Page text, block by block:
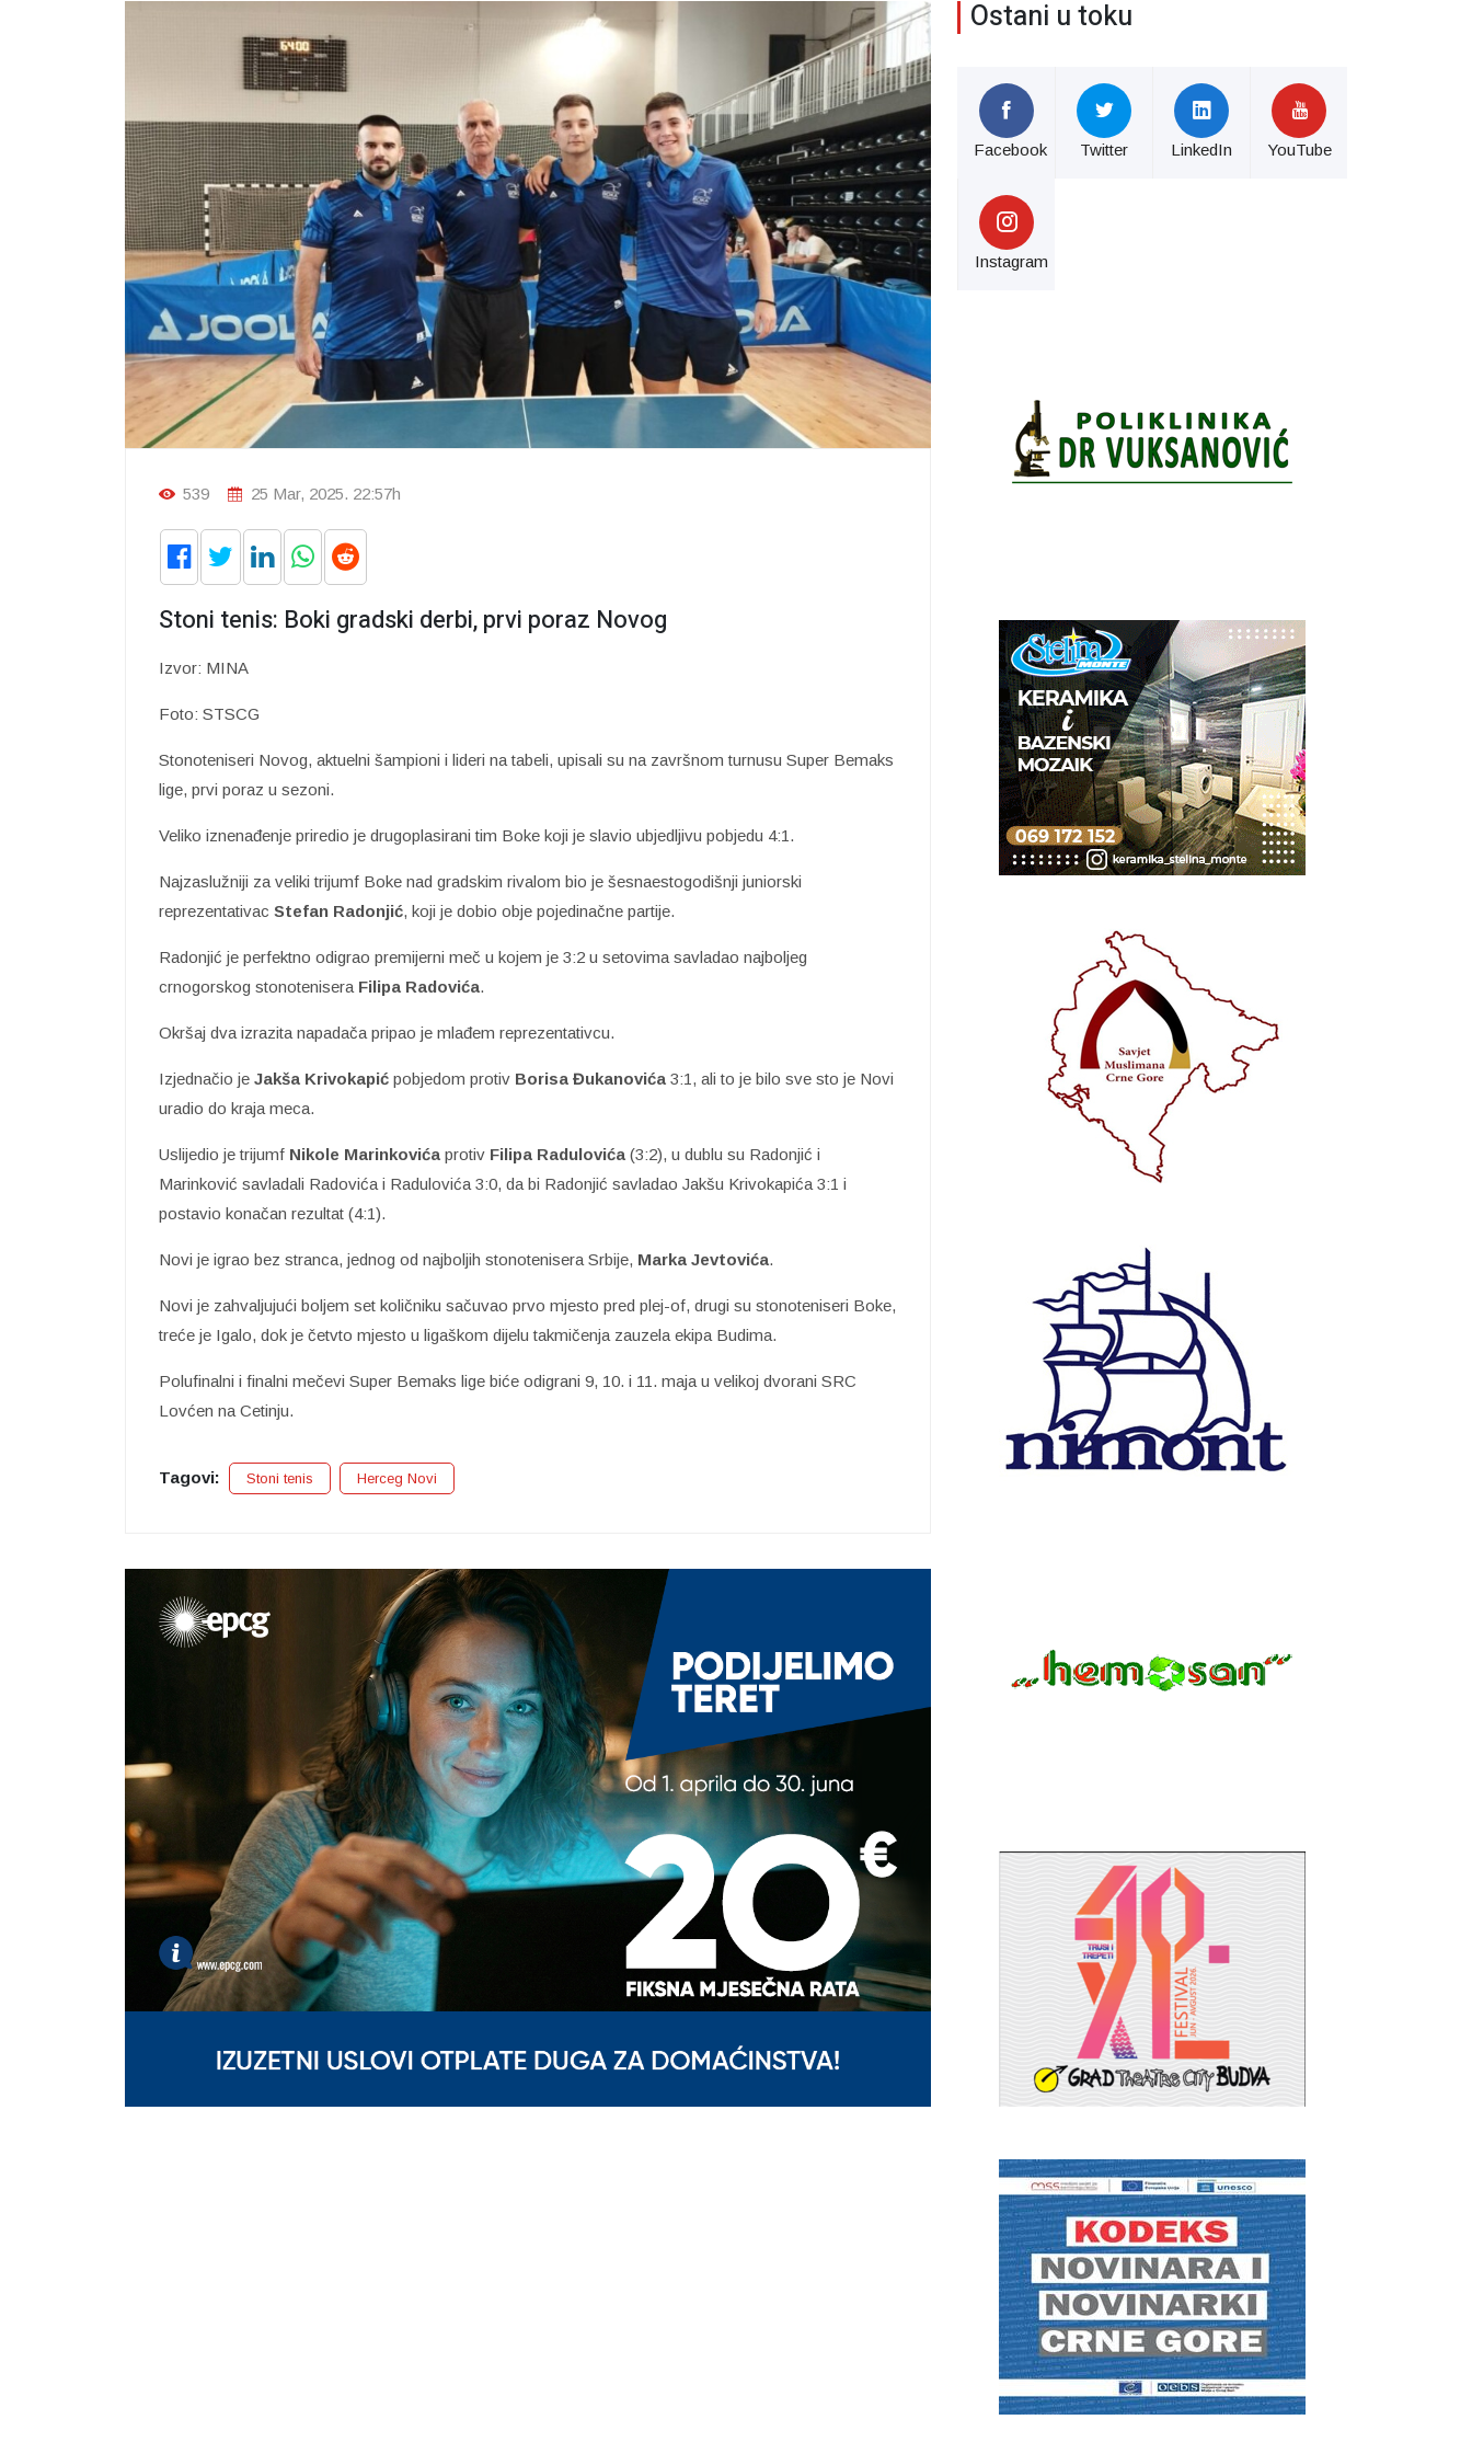
539 25 Mar, 2025. 22:57h
Stoni tenis: Boki gradski derbi, prvi poraz Novog
Izvor: MINA
Foto: STSCG
Stonoteniseri Novog, aktuelni šampioni i lideri na tabeli, upisali su na završnom turnusu Super Bemaks
lige, prvi poraz u sezoni.
Veliko iznenađenje priredio je drugoplasirani tim Boke koji je slavio ubjedljivu pobjedu 4:1.
Najzaslužniji za veliki trijumf Boke nad gradskim rivalom bio je šesnaestogodišnji juniorski
reprezentativac Stefan Radonjić, koji je dobio obje pojedinačne partije.
Radonjić je perfektno odigrao premijerni meč u kojem je 3:2 u setovima savladao najboljeg
crnogorskog stonotenisera Filipa Radovića.
Okršaj dva izrazita napadača pripao je mlađem reprezentativcu.
Izjednačio je Jakša Krivokapić pobjedom protiv Borisa Đukanovića 3:1, ali to je bilo sve sto je Novi
uradio do kraja meca.
Uslijedio je trijumf Nikole Marinkovića protiv Filipa Radulovića (3:2), u dublu su Radonjić i
Marinković savladali Radovića i Radulovića 3:0, da bi Radonjić savladao Jakšu Krivokapića 3:1 i
postavio konačan rezultat (4:1).
Novi je igrao bez stranca, jednog od najboljih stonotenisera Srbije, Marka Jevtovića.
Novi je zahvaljujući boljem set količniku sačuvao prvo mjesto pred plej-of, drugi su stonoteniseri Boke,
treće je Igalo, dok je četvto mjesto u ligaškom dijelu takmičenja zauzela ekipa Budima.
Polufinalni i finalni mečevi Super Bemaks lige biće odigrani 9, 10. i 11. maja u velikoj dvorani SRC
Lovćen na Cetinju.
Tagovi: Stoni tenis Herceg Novi
Ostani u toku
Facebook Twitter LinkedIn YouTube
Instagram